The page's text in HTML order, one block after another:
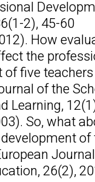
2), 45-60.
How
the
five
of the
Learning,
So, what
of
26(2),